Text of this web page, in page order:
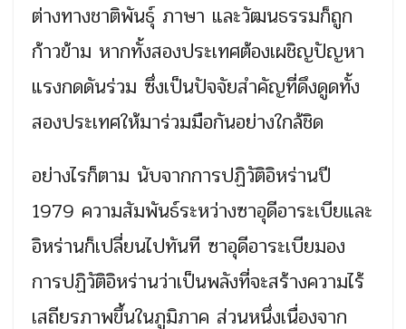
ต่างทางชาติพันธุ์ ภาษา และวัฒนธรรมก็ถูก
ก้าวข้าม หากทั้งสองประเทศต้องเผชิญปัญหา
แรงกดดันร่วม ซึ่งเป็นปัจจัยสำคัญที่ดึงดูดทั้ง
สองประเทศให้มาร่วมมือกันอย่างใกล้ชิด
อย่างไรก็ตาม นับจากการปฏิวัติอิหร่านปี
1979 ความสัมพันธ์ระหว่างซาอุดีอาระเบียและ
อิหร่านก็เปลี่ยนไปทันที ซาอุดีอาระเบียมอง
การปฏิวัติอิหร่านว่าเป็นพลังที่จะสร้างความไร้
เสถียรภาพขึ้นในภูมิภาค ส่วนหนึ่งเนื่องจาก